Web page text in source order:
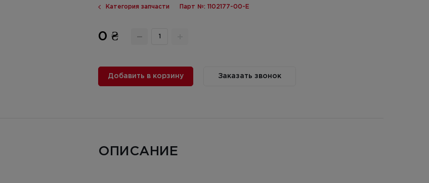
Категория запчасти Парт №: 1102177-00-E
0 ₴
Добавить в корзину Заказать звонок
ОПИСАНИЕ